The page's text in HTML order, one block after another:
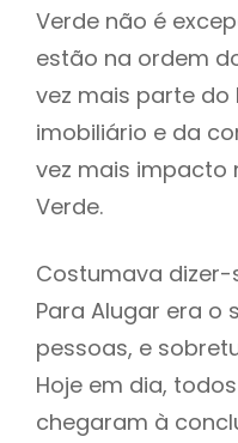
Verde não é
estão na ordem
vez mais parte do
imobiliário e da
vez mais impacto
Verde.
Costumava
Para Alugar era o
pessoas, e
Hoje em dia,
chegaram à